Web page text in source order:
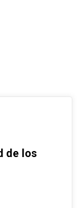
de los